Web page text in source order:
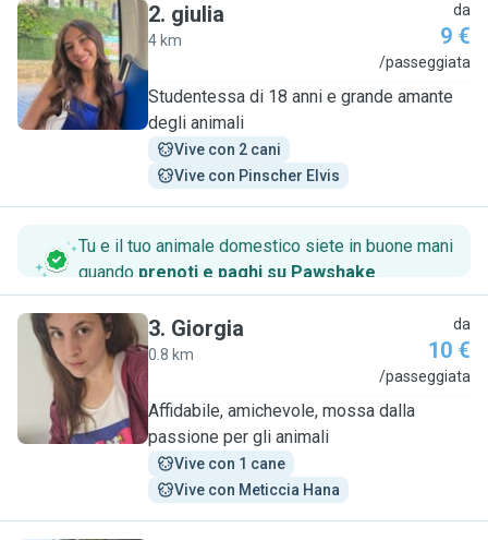
G
2. giulia
4 km
da
9 €
/passeggiata
Studentessa di 18 anni e grande amante
degli animali
Vive con 2 cani
Vive con Pinscher Elvis
Tu e il tuo animale domestico siete in buone mani
quando prenoti e paghi su Pawshake.
G
3. Giorgia
0.8 km
da
10 €
/passeggiata
Affidabile, amichevole, mossa dalla
passione per gli animali
Vive con 1 cane
Vive con Meticcia Hana